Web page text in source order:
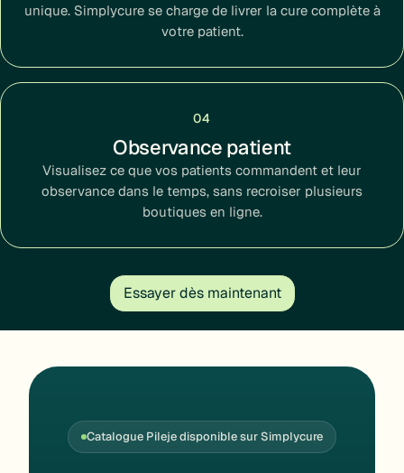
unique. Simplycure se charge de livrer la cure complète à
votre patient.
04
Observance patient
Visualisez ce que vos patients commandent et leur
observance dans le temps, sans recroiser plusieurs
boutiques en ligne.
Essayer dès maintenant
Catalogue Pileje disponible sur Simplycure